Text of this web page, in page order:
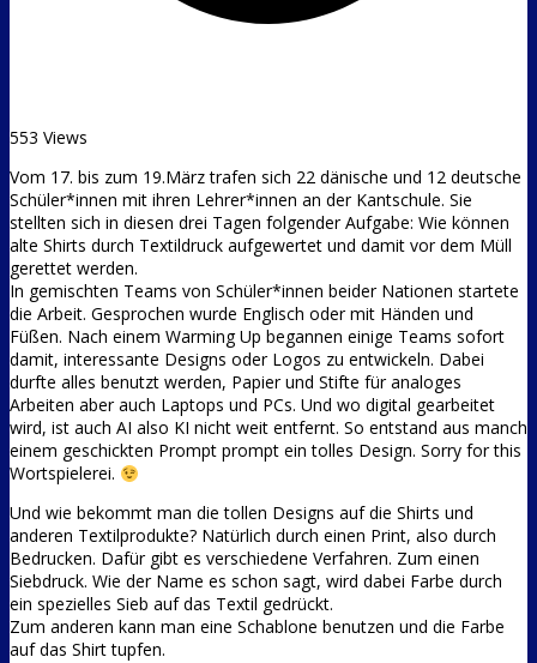
553 Views
Vom 17. bis zum 19.März trafen sich 22 dänische und 12 deutsche
Schüler*innen mit ihren Lehrer*innen an der Kantschule. Sie
stellten sich in diesen drei Tagen folgender Aufgabe: Wie können
alte Shirts durch Textildruck aufgewertet und damit vor dem Müll
gerettet werden.
In gemischten Teams von Schüler*innen beider Nationen startete
die Arbeit. Gesprochen wurde Englisch oder mit Händen und
Füßen. Nach einem Warming Up begannen einige Teams sofort
damit, interessante Designs oder Logos zu entwickeln. Dabei
durfte alles benutzt werden, Papier und Stifte für analoges
Arbeiten aber auch Laptops und PCs. Und wo digital gearbeitet
wird, ist auch AI also KI nicht weit entfernt. So entstand aus manch
einem geschickten Prompt prompt ein tolles Design. Sorry for this
Wortspielerei.
Und wie bekommt man die tollen Designs auf die Shirts und
anderen Textilprodukte? Natürlich durch einen Print, also durch
Bedrucken. Dafür gibt es verschiedene Verfahren. Zum einen
Siebdruck. Wie der Name es schon sagt, wird dabei Farbe durch
ein spezielles Sieb auf das Textil gedrückt.
Zum anderen kann man eine Schablone benutzen und die Farbe
auf das Shirt tupfen.